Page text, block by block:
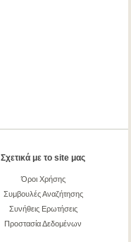
Σχετικά με το site μας
Όροι Χρήσης
Συμβουλές Αναζήτησης
Συνήθεις Ερωτήσεις
Προστασία Δεδομένων